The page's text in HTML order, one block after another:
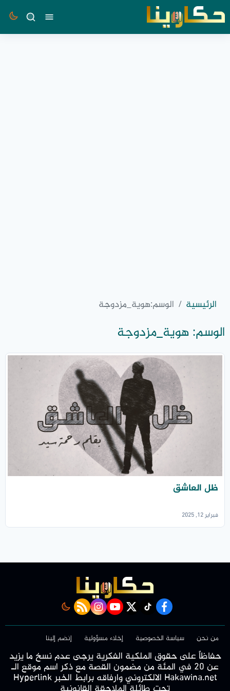
القائمةبحث
الرئيسية الوسم:هوية_مزدوجة
الوسم: هوية_مزدوجة
ظل العاشق
فبراير 12, 2025
facebook
Tiktok
twitter
youtube
instagram
rss feed
من نحن سياسة الخصوصية إخلاء مسؤولية إنضم إلينا
حفاظاً على حقوق الملكية الفكرية يرجى عدم نسخ ما يزيد
عن 20 في المئة من مضمون القصة مع ذكر اسم موقع الـ
Hakawina.net الالكتروني وارفاقه برابط الخبر Hyperlink